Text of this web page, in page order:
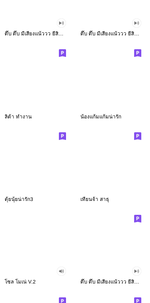
ดึ๊บ ดึ๊บ มีเสียงแน้ววว ยี่สิบเจ็ด ดึ๊บ ดึ๊บ มีเสียงแน้ววว ยี่สิบหก
ลิต้า ทำงาน น้องแก้มแก้มน่ารัก
ตุ้ยนุ้ยน่ารัก3 เทียนจ้า สาธุ
โซล โมเน่ V.2 ดึ๊บ ดึ๊บ มีเสียงแน้ววว ยี่สิบสอง